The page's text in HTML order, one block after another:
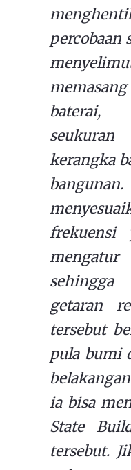
percobaan
baterai,
kerangka
frekuensi
mengatur
getaran
tersebut
pula bumi
ia bisa
State
tersebut.